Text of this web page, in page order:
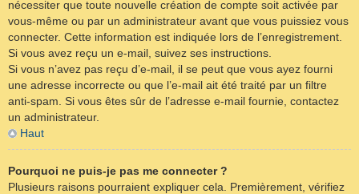
nécessiter que toute nouvelle création de compte soit activée par
vous-même ou par un administrateur avant que vous puissiez vous
connecter. Cette information est indiquée lors de l’enregistrement.
Si vous avez reçu un e-mail, suivez ses instructions.
Si vous n’avez pas reçu d’e-mail, il se peut que vous ayez fourni
une adresse incorrecte ou que l’e-mail ait été traité par un filtre
anti-spam. Si vous êtes sûr de l’adresse e-mail fournie, contactez
un administrateur.
Haut
Pourquoi ne puis-je pas me connecter ?
Plusieurs raisons pourraient expliquer cela. Premièrement, vérifiez